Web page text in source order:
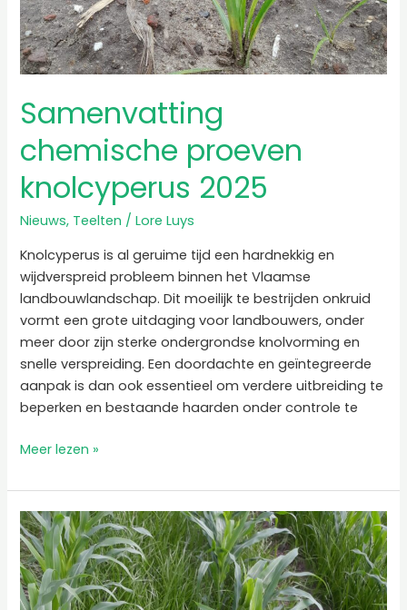
Samenvatting
chemische proeven
knolcyperus 2025
Nieuws, Teelten /Lore Luys
Knolcyperus is al geruime tijd een hardnekkig en
wijdverspreid probleem binnen het Vlaamse
landbouwlandschap. Dit moeilijk te bestrijden onkruid
vormt een grote uitdaging voor landbouwers, onder
meer door zijn sterke ondergrondse knolvorming en
snelle verspreiding. Een doordachte en geïntegreerde
aanpak is dan ook essentieel om verdere uitbreiding te
beperken en bestaande haarden onder controle te
Meer lezen »
Automatische
onkruidherkenning
van
knolcyperus: